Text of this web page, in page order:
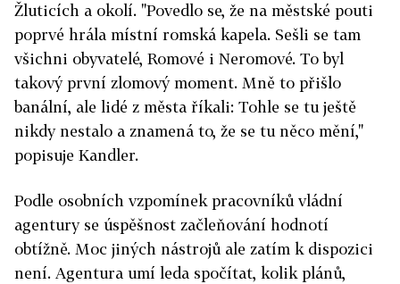
Žluticích a okolí. "Povedlo se, že na městské pouti
poprvé hrála místní romská kapela. Sešli se tam
všichni obyvatelé, Romové i Neromové. To byl
takový první zlomový moment. Mně to přišlo
banální, ale lidé z města říkali: Tohle se tu ještě
nikdy nestalo a znamená to, že se tu něco mění,"
popisuje Kandler.
Podle osobních vzpomínek pracovníků vládní
agentury se úspěšnost začleňování hodnotí
obtížně. Moc jiných nástrojů ale zatím k dispozici
není. Agentura umí leda spočítat, kolik plánů,